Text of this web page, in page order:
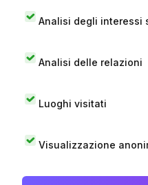
Analisi degli interessi
Analisi delle relazioni
Luoghi visitati
Visualizzazione